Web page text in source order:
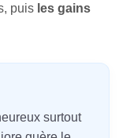
puis les gains
surtout